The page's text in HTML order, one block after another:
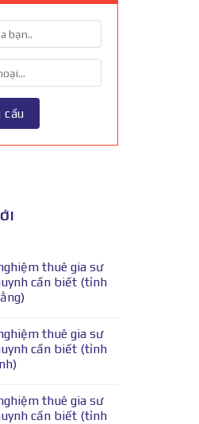
thuê gia sư
cần biết (tỉnh
thuê gia sư
cần biết (tỉnh
thuê gia sư
cần biết (tỉnh